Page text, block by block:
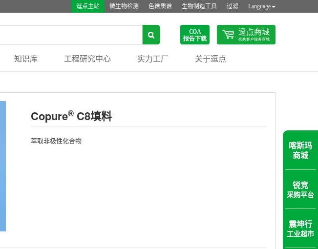
逗点主站 微生物检测 色谱质谱 生物制造工具 过滤 Language
知识库 工程研究中心 实力工厂 关于逗点
Copure®C8填料
萃取非极性化合物
喀斯玛
商城
锐竞
采购平台
震坤行
工业超市